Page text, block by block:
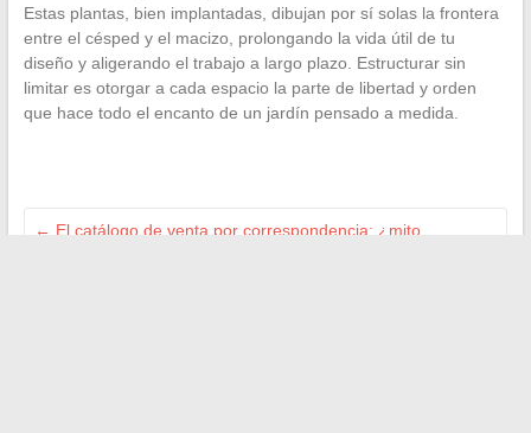
Estas plantas, bien implantadas, dibujan por sí solas la frontera
entre el césped y el macizo, prolongando la vida útil de tu
diseño y aligerando el trabajo a largo plazo. Estructurar sin
limitar es otorgar a cada espacio la parte de libertad y orden
que hace todo el encanto de un jardín pensado a medida.
← El catálogo de venta por correspondencia: ¿mito,